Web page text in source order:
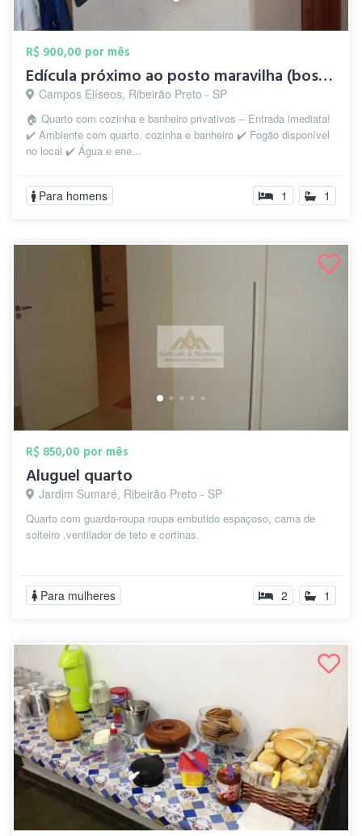
R$ 900,00 por mês
Edícula próximo ao posto maravilha (bosq...
Campos Elíseos, Ribeirão Preto - SP
🏠 Quarto com cozinha e banheiro privativos – Entrada imediata!
✔️ Ambiente com quarto, cozinha e banheiro ✔️ Fogão disponível
no local ✔️ Água e ene...
Para homens 1 1
R$ 850,00 por mês
Aluguel quarto
Jardim Sumaré, Ribeirão Preto - SP
Quarto com guarda-roupa roupa embutido espaçoso, cama de
solteiro ,ventilador de teto e cortinas.
Para mulheres 2 1